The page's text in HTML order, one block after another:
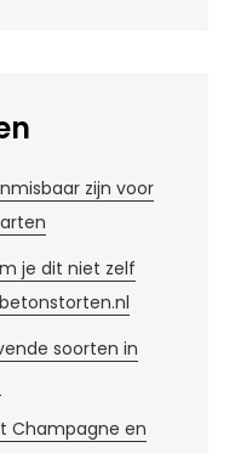
zijn voor
je dit niet zelf
soorten in
Champagne en